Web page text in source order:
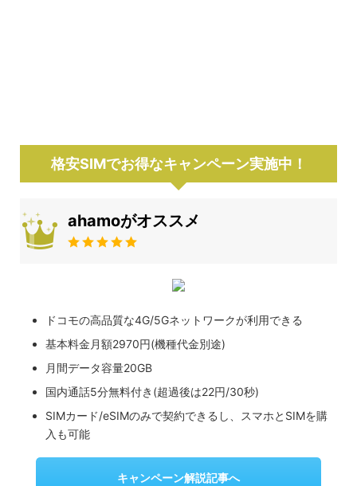
格安SIMでお得なキャンペーン実施中！
ahamoがオススメ
ドコモの高品質な4G/5Gネットワークが利用できる
基本料金月額2970円(機種代金別途)
月間データ容量20GB
国内通話5分無料付き(超過後は22円/30秒)
SIMカード/eSIMのみで契約できるし、スマホとSIMを購
入も可能
キャンペーン解説記事へ